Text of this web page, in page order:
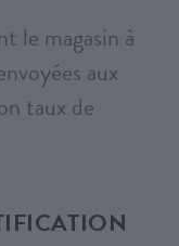
le magasin à
aux
taux de